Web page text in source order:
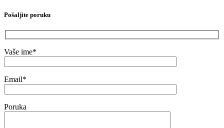
Pošaljite poruku
Vaše ime*
Email*
Poruka